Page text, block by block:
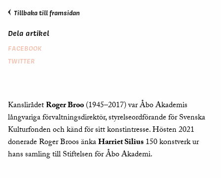
Tillbaka till framsidan
Dela artikel
FACEBOOK
TWITTER
KanslirådetRoger Broo(1945–2017) var Åbo Akademis
långvariga förvaltningsdirektör, styrelseordförande för Svenska
Kulturfonden och känd för sitt konstintresse. Hösten 2021
donerade Roger Broos änkaHarriet Silius150 konstverk ur
hans samling till Stiftelsen för Åbo Akademi.